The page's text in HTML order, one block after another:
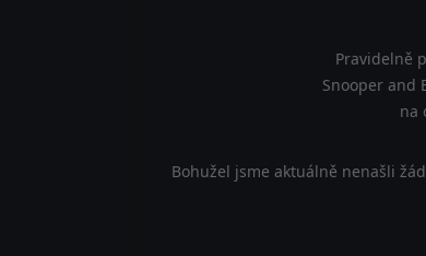
Pravidelně
Snooper and
na
Bohužel jsme aktuálně nenašli